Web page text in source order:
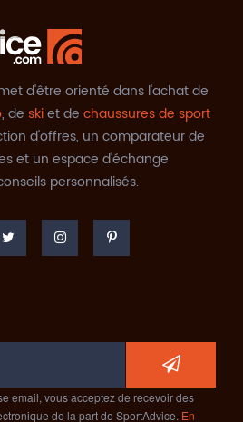
d'être orienté dans l'achat de
, de skiet de chaussures de sport
d'offres, un comparateur de
et un espace d'échange
personnalisés.
email, vous acceptez de recevoir des
de la part de SportAdvice. En